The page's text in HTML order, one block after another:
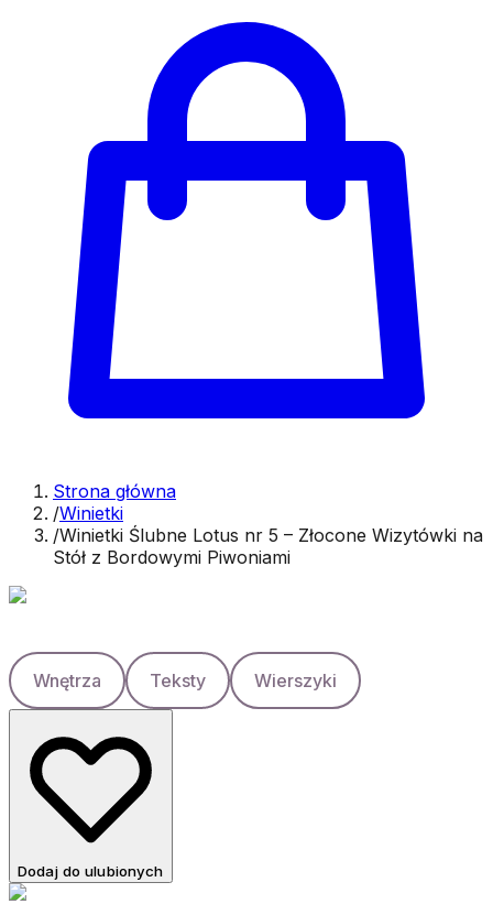
Strona główna
/Winietki
/Winietki Ślubne Lotus nr 5 – Złocone Wizytówki na
Stół z Bordowymi Piwoniami
Wnętrza Teksty Wierszyki
Dodaj do ulubionych